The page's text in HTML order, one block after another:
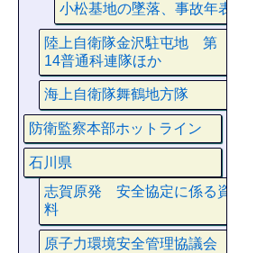
小松基地の墜落、事故年表
陸上自衛隊金沢駐屯地 第
14普通科連隊ほか
海上自衛隊舞鶴地方隊
防衛監察本部ホットライン
石川県
志賀原発 安全協定に係る資
料
原子力環境安全管理協議会